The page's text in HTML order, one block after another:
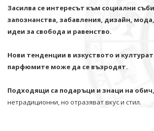
Засилва се интересът към социални
запознанства, забавления, дизайн,
идеи за свобода и равенство.
Нови тенденции в изкуството и
парфюмите може да се възродят.
Подходящи са подаръци и знаци на обич,
нетрадиционни, но отразяват вкус и стил.